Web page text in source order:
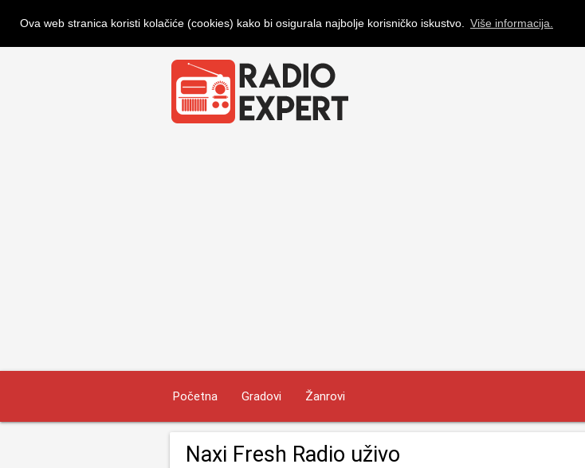
Ova web stranica koristi kolačiće (cookies) kako bi osigurala najbolje korisničko iskustvo. Više informacija.
Početna Gradovi Žanrovi
Naxi Fresh Radio uživo